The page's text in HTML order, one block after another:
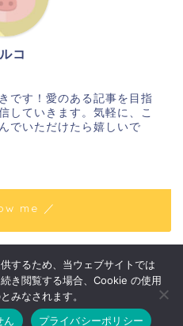
コ
です！愛のある記事を目指
していきます。気軽に、こ
でいただけたら嬉しいで
me ／
ー 免責事項
りマルコの〇〇な話
するため、当ウェブサイトでは
き閲覧する場合、Cookie の使用
みなされます。
ん プライバシーポリシー